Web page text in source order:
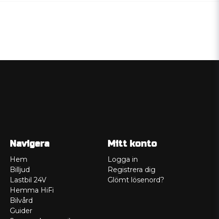
Navigera
Hem
Billjud
Lastbil 24V
Hemma HiFi
Bilvård
Guider
Mitt konto
Logga in
Registrera dig
Glömt lösenord?